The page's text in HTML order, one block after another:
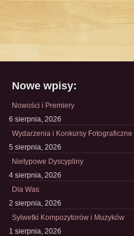
Nowe wpisy:
Nowości i Premiery
6 sierpnia, 2026
Wydarzenia i Konkursy Fotograficzne
5 sierpnia, 2026
Nietypowe Dyscypliny
4 sierpnia, 2026
Dla Was
2 sierpnia, 2026
Sylwetki Kompozytorów i Muzyków
1 sierpnia, 2026